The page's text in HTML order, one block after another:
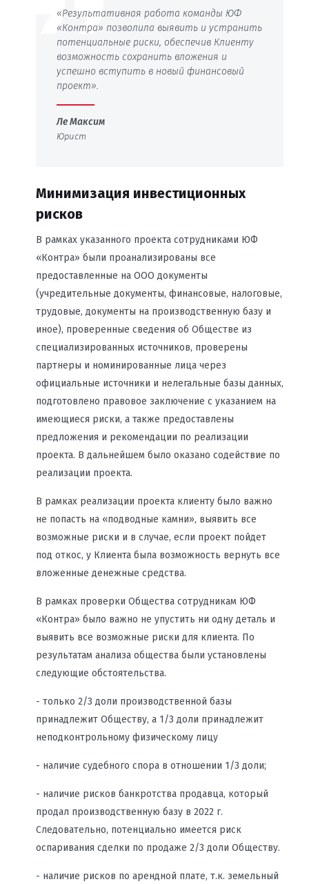
Минимизация инвестиционных
рисков
«Результативная работа команды ЮФ
«Контра» позволила выявить и устранить
потенциальные риски, обеспечив Клиенту
возможность сохранить вложения и
успешно вступить в новый финансовый
проект».
Ле Максим
Юрист
В рамках указанного проекта сотрудниками ЮФ
«Контра» были проанализированы все
предоставленные на ООО документы
(учредительные документы, финансовые, налоговые,
трудовые, документы на производственную базу и
иное), проверенные сведения об Обществе из
специализированных источников, проверены
партнеры и номинированные лица через
официальные источники и нелегальные базы данных,
подготовлено правовое заключение с указанием на
имеющиеся риски, а также предоставлены
предложения и рекомендации по реализации
проекта. В дальнейшем было оказано содействие по
реализации проекта.
В рамках реализации проекта клиенту было важно
не попасть на «подводные камни», выявить все
возможные риски и в случае, если проект пойдет
под откос, у Клиента была возможность вернуть все
вложенные денежные средства.
В рамках проверки Общества сотрудникам ЮФ
«Контра» было важно не упустить ни одну деталь и
выявить все возможные риски для клиента. По
результатам анализа общества были установлены
следующие обстоятельства.
- только 2/3 доли производственной базы
принадлежит Обществу, а 1/3 доли принадлежит
неподконтрольному физическому лицу
- наличие судебного спора в отношении 1/3 доли;
- наличие рисков банкротства продавца, который
продал производственную базу в 2022 г.
Следовательно, потенциально имеется риск
оспаривания сделки по продаже 2/3 доли Обществу.
- наличие рисков по арендной плате, т.к. земельный